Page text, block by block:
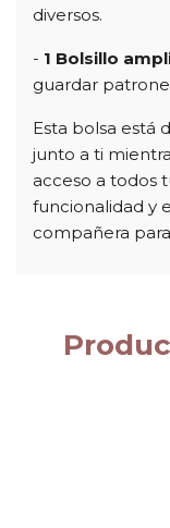
diversos.
- 1 Bolsillo
guardar
Esta bolsa está
junto a ti
acceso a todos
funcionalidad y
compañera